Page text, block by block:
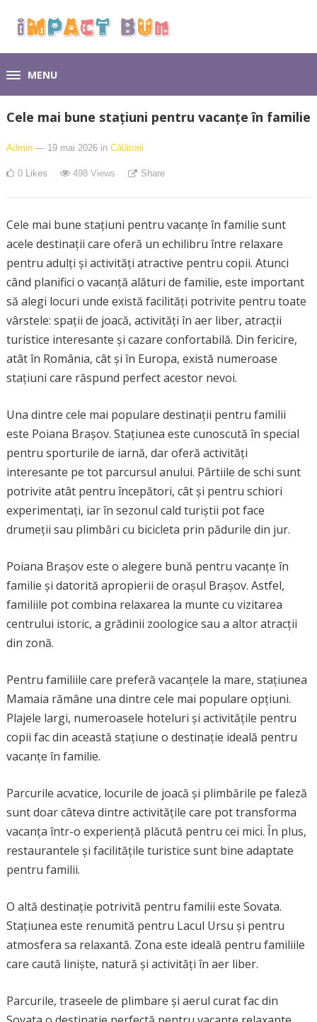
MENU
Cele mai bune stațiuni pentru vacanțe în familie
Admin — 19 mai 2026 in Călătorii
0 Likes 498Views Share
Cele mai bune stațiuni pentru vacanțe în familie sunt
acele destinații care oferă un echilibru între relaxare
pentru adulți și activități atractive pentru copii. Atunci
când planifici o vacanță alături de familie, este important
să alegi locuri unde există facilități potrivite pentru toate
vârstele: spații de joacă, activități în aer liber, atracții
turistice interesante și cazare confortabilă. Din fericire,
atât în România, cât și în Europa, există numeroase
stațiuni care răspund perfect acestor nevoi.
Una dintre cele mai populare destinații pentru familii
este Poiana Brașov. Stațiunea este cunoscută în special
pentru sporturile de iarnă, dar oferă activități
interesante pe tot parcursul anului. Pârtiile de schi sunt
potrivite atât pentru începători, cât și pentru schiori
experimentați, iar în sezonul cald turiștii pot face
drumeții sau plimbări cu bicicleta prin pădurile din jur.
Poiana Brașov este o alegere bună pentru vacanțe în
familie și datorită apropierii de orașul Brașov. Astfel,
familiile pot combina relaxarea la munte cu vizitarea
centrului istoric, a grădinii zoologice sau a altor atracții
din zonă.
Pentru familiile care preferă vacanțele la mare, stațiunea
Mamaia rămâne una dintre cele mai populare opțiuni.
Plajele largi, numeroasele hoteluri și activitățile pentru
copii fac din această stațiune o destinație ideală pentru
vacanțe în familie.
Parcurile acvatice, locurile de joacă și plimbările pe faleză
sunt doar câteva dintre activitățile care pot transforma
vacanța într-o experiență plăcută pentru cei mici. În plus,
restaurantele și facilitățile turistice sunt bine adaptate
pentru familii.
O altă destinație potrivită pentru familii este Sovata.
Stațiunea este renumită pentru Lacul Ursu și pentru
atmosfera sa relaxantă. Zona este ideală pentru familiile
care caută liniște, natură și activități în aer liber.
Parcurile, traseele de plimbare și aerul curat fac din